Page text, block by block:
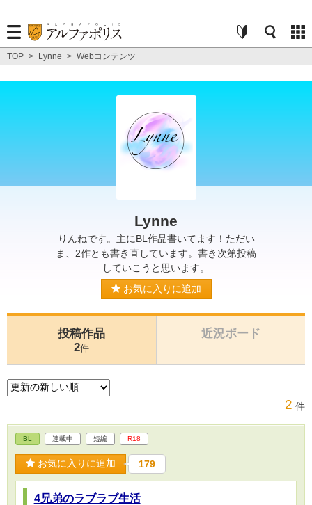
TOP > Lynne > Webコンテンツ
Lynne
りんねです。主にBL作品書いてます！ただい
ま、2作とも書き直しています。書き次第投稿
していこうと思います。
お気に入りに追加
投稿作品
2件
近況ボード
2 件
BL 連載中 短編 R18
お気に入りに追加 179
4兄弟のラブラブ生活